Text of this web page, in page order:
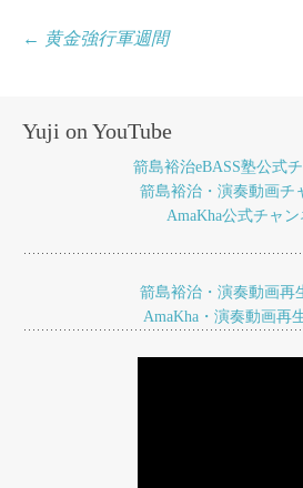
投
シ
ン
← 黄金強行軍週間
Yuji on YouTube
箭島裕治eBASS塾公式
箭島裕治・演奏動画チ
AmaKha公式チャ
箭島裕治・演奏動画再
AmaKha・演奏動画再